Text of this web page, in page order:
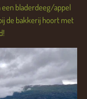
bladerdeeg/appel
de bakkerij hoort met